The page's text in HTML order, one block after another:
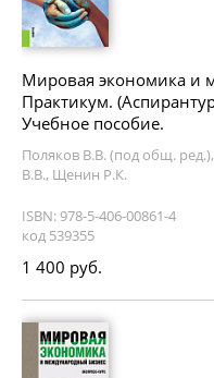
Мировая экономика и
Практикум.
Учебное пособие.
Поляков В.В. (под общ.
В.В., Щенин Р.К.
ISBN: 978-5-406-00861-4
код 539355
1 400 руб.